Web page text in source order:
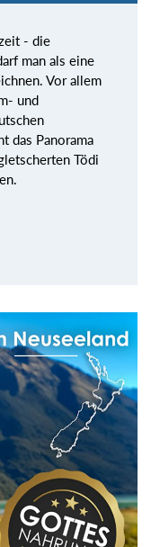
- die
man als eine
Vor allem
und
das Panorama
Tödi